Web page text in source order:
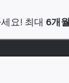
세요! 최대6개월